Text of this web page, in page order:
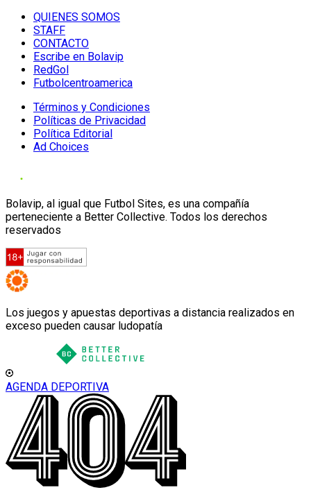
QUIENES SOMOS
STAFF
CONTACTO
Escribe en Bolavip
RedGol
Futbolcentroamerica
Términos y Condiciones
Políticas de Privacidad
Política Editorial
Ad Choices
Bolavip, al igual que Futbol Sites, es una compañía
perteneciente a Better Collective. Todos los derechos
reservados
Los juegos y apuestas deportivas a distancia realizados en
exceso pueden causar ludopatía
AGENDA DEPORTIVA